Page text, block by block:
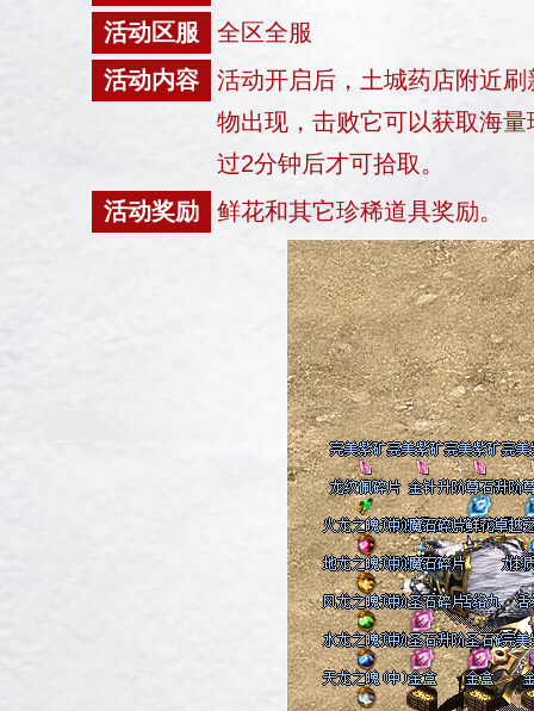
活动区服
全区全服
活动内容
活动开启后，土城药店附近
物出现，击败它可以获取海
过2分钟后才可拾取。
活动奖励
鲜花和其它珍稀道具奖励。